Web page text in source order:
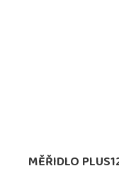
MĚŘIDLO